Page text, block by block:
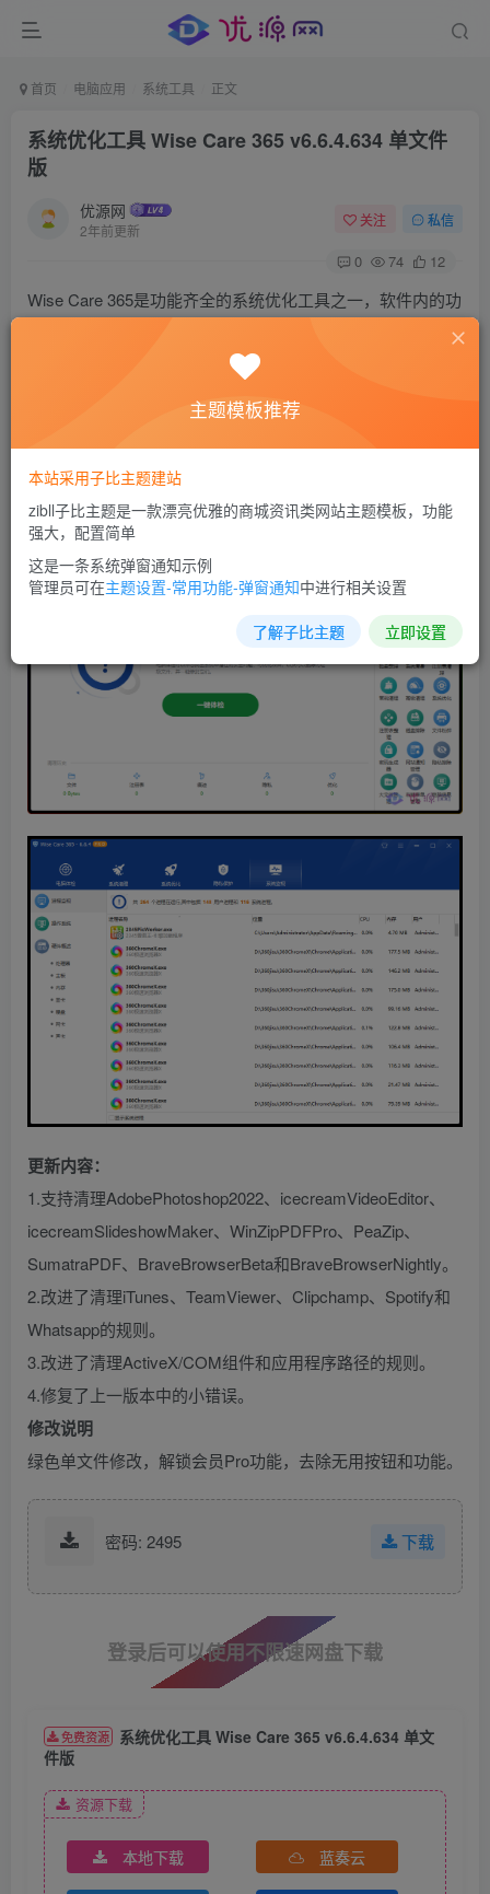
首页 电脑应用 系统工具 正文
系统优化工具 Wise Care 365 v6.6.4.634 单文件
版
优源网
2年前更新
关注 私信
0 74 12
Wise Care 365是功能齐全的系统优化工具之一，软件内的功
不信我给你们报下功能：隐私擦除，大文件管理，右键菜
单，电脑信息进程监视，启动项管理，磁盘整理，系统瘦
身，注册表清理，常规清理，高级清理，系统优化，注册表
整磁盘擦除，文件粉碎，隐私擦除。
更新内容：
1.支持清理AdobePhotoshop2022、icecreamVideoEditor、
icecreamSlideshowMaker、WinZipPDFPro、PeaZip、
SumatraPDF、BraveBrowserBeta和BraveBrowserNightly。
2.改进了清理iTunes、TeamViewer、Clipchamp、Spotify和
Whatsapp的规则。
3.改进了清理ActiveX/COM组件和应用程序路径的规则。
4.修复了上一版本中的小错误。
修改说明
绿色单文件修改，解锁会员Pro功能，去除无用按钮和功能。
密码: 2495 下载
登录后可以使用不限速网盘下载
免费资源
系统优化工具 Wise Care 365 v6.6.4.634 单文
件版
资源下载
本地下载 蓝奏云
主题模板推荐
本站采用子比主题建站
zibll子比主题是一款漂亮优雅的商城资讯类网站主题模板，功能
强大，配置简单
这是一条系统弹窗通知示例
管理员可在主题设置-常用功能-弹窗通知中进行相关设置
了解子比主题 立即设置